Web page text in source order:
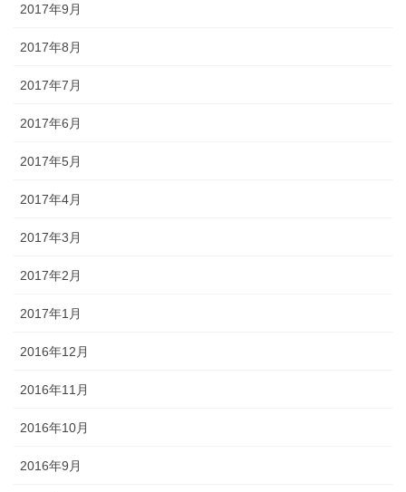
2017年9月
2017年8月
2017年7月
2017年6月
2017年5月
2017年4月
2017年3月
2017年2月
2017年1月
2016年12月
2016年11月
2016年10月
2016年9月